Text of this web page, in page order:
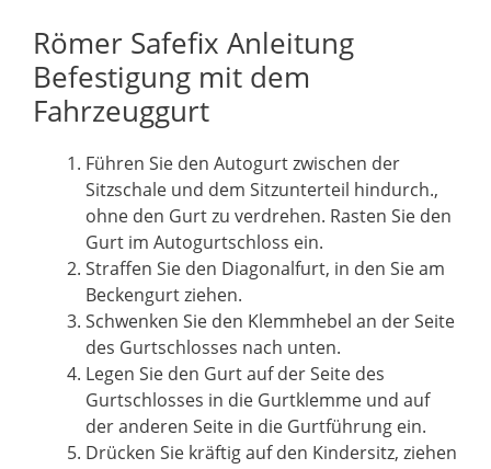
Römer Safefix Anleitung
Befestigung mit dem
Fahrzeuggurt
Führen Sie den Autogurt zwischen der
Sitzschale und dem Sitzunterteil hindurch.,
ohne den Gurt zu verdrehen. Rasten Sie den
Gurt im Autogurtschloss ein.
Straffen Sie den Diagonalfurt, in den Sie am
Beckengurt ziehen.
Schwenken Sie den Klemmhebel an der Seite
des Gurtschlosses nach unten.
Legen Sie den Gurt auf der Seite des
Gurtschlosses in die Gurtklemme und auf
der anderen Seite in die Gurtführung ein.
Drücken Sie kräftig auf den Kindersitz, ziehen